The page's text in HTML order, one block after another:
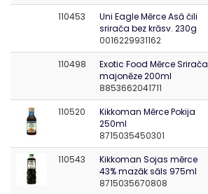
110453
Uni Eagle Mērce Asā čili
srirača bez krāsv. 230g
0016229931162
110498
Exotic Food Mērce Srirača
majonēze 200ml
8853662041711
110520
Kikkoman Mērce Pokija
250ml
8715035450301
110543
Kikkoman Sojas mērce
43% mazāk sāls 975ml
8715035670808